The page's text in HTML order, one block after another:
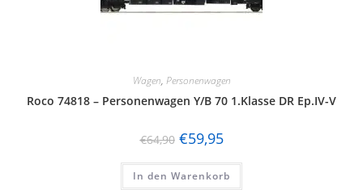
Wagen, Personenwagen
Roco 74818 – Personenwagen Y/B 70 1.Klasse DR Ep.IV-V
€64,90 €59,95
In den Warenkorb